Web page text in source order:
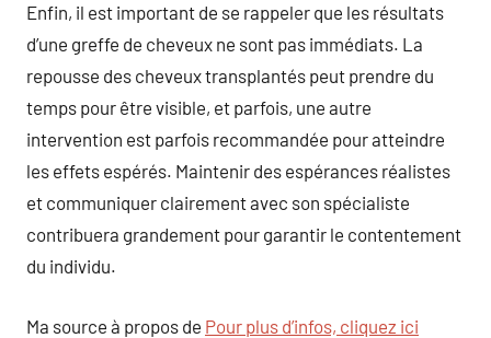
Enfin, il est important de se rappeler que les résultats
d’une greffe de cheveux ne sont pas immédiats. La
repousse des cheveux transplantés peut prendre du
temps pour être visible, et parfois, une autre
intervention est parfois recommandée pour atteindre
les effets espérés. Maintenir des espérances réalistes
et communiquer clairement avec son spécialiste
contribuera grandement pour garantir le contentement
du individu.
Ma source à propos de Pour plus d’infos, cliquez ici